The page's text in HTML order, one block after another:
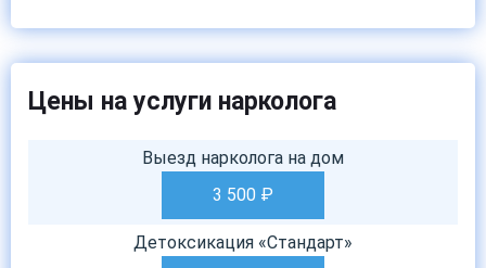
Цены на услуги нарколога
Выезд нарколога на дом
3 500 ₽
Детоксикация «Стандарт»